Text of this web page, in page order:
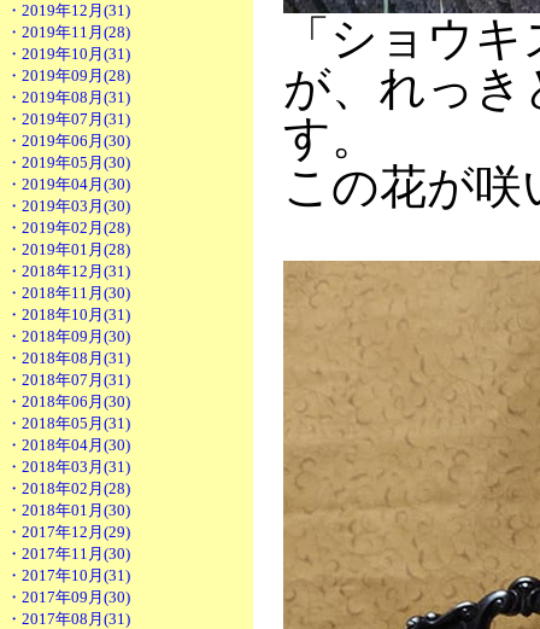
・2019年12月(31)
・2019年11月(28)
・2019年10月(31)
・2019年09月(28)
・2019年08月(31)
・2019年07月(31)
・2019年06月(30)
・2019年05月(30)
・2019年04月(30)
・2019年03月(30)
・2019年02月(28)
・2019年01月(28)
・2018年12月(31)
・2018年11月(30)
・2018年10月(31)
・2018年09月(30)
・2018年08月(31)
・2018年07月(31)
・2018年06月(30)
・2018年05月(31)
・2018年04月(30)
・2018年03月(31)
・2018年02月(28)
・2018年01月(30)
・2017年12月(29)
・2017年11月(30)
・2017年10月(31)
・2017年09月(30)
・2017年08月(31)
「ショウ
が、れっき
す。
この花が咲